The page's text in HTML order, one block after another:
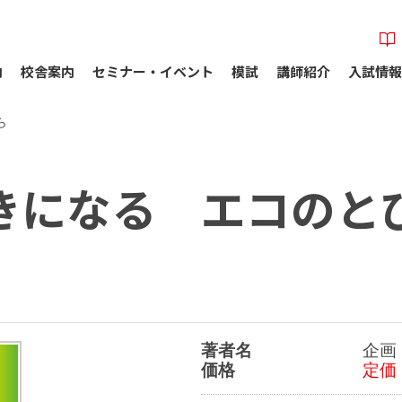
校舎案内 セミナー・イベント 模試 講師紹介 入試情報
になる エコのと
著者名
企画
価格
定価